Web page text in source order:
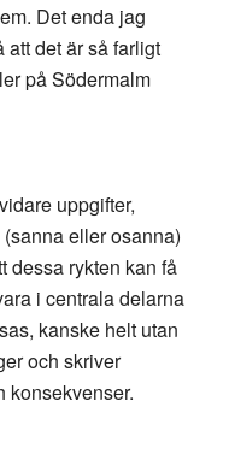
Det enda jag
att det är så farligt
på Södermalm
uppgifter,
eller osanna)
dessa rykten kan få
i centrala delarna
kanske helt utan
och skriver
konsekvenser.